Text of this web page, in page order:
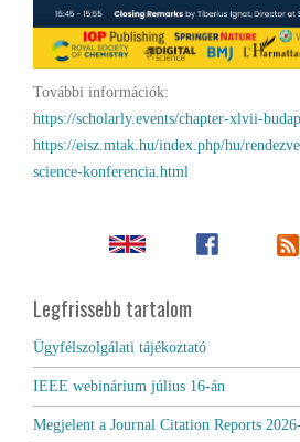
További információk:
https://scholarly.events/chapter-xlvii-
https://eisz.mtak.hu/index.php/hu/
science-konferencia.html
Legfrissebb tartalom
Ügyfélszolgálati tájékoztató
IEEE webinárium július 16-án
Megjelent a Journal Citation Reports